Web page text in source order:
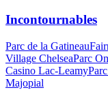
Incontournables
Parc de la Gatineau
Village ChelseaParc
Casino Lac-Leamy
Majopial